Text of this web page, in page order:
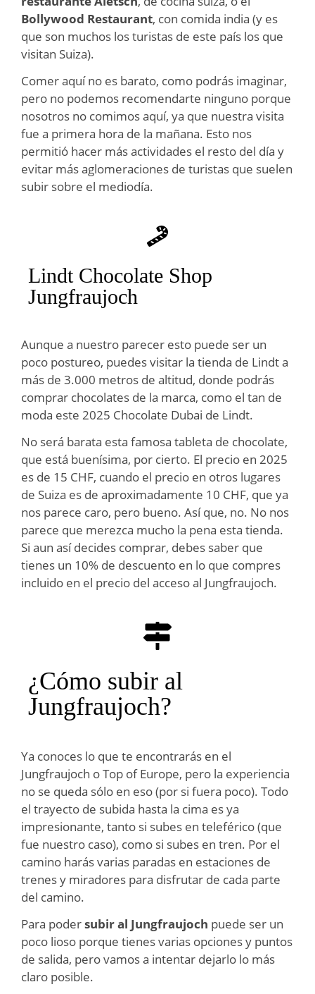
Bollywood Restaurant, con comida india (y es
que son muchos los turistas de este país los que
visitan Suiza).
Comer aquí no es barato, como podrás imaginar,
pero no podemos recomendarte ninguno porque
nosotros no comimos aquí, ya que nuestra visita
fue a primera hora de la mañana. Esto nos
permitió hacer más actividades el resto del día y
evitar más aglomeraciones de turistas que suelen
subir sobre el mediodía.
Lindt Chocolate Shop
Jungfraujoch
Aunque a nuestro parecer esto puede ser un
poco postureo, puedes visitar la tienda de Lindt a
más de 3.000 metros de altitud, donde podrás
comprar chocolates de la marca, como el tan de
moda este 2025 Chocolate Dubai de Lindt.
No será barata esta famosa tableta de chocolate,
que está buenísima, por cierto. El precio en 2025
es de 15 CHF, cuando el precio en otros lugares
de Suiza es de aproximadamente 10 CHF, que ya
nos parece caro, pero bueno. Así que, no. No nos
parece que merezca mucho la pena esta tienda.
Si aun así decides comprar, debes saber que
tienes un 10% de descuento en lo que compres
incluido en el precio del acceso al Jungfraujoch.
¿Cómo subir al
Jungfraujoch?
Ya conoces lo que te encontrarás en el
Jungfraujoch o Top of Europe, pero la experiencia
no se queda sólo en eso (por si fuera poco). Todo
el trayecto de subida hasta la cima es ya
impresionante, tanto si subes en teleférico (que
fue nuestro caso), como si subes en tren. Por el
camino harás varias paradas en estaciones de
trenes y miradores para disfrutar de cada parte
del camino.
Para podersubir al Jungfraujoch puede ser un
poco lioso porque tienes varias opciones y puntos
de salida, pero vamos a intentar dejarlo lo más
claro posible.